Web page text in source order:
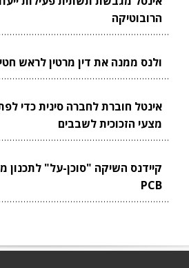
הרובוטיקה
ולנס ממנה את דין מרטין לראש
אינטל חוברת לחברה סינית כדי
מצעי הזכוכית לשבבים
קיידנס השיקה "סוכן-על" לתכנון
PCB